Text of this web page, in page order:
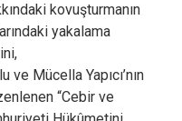
kovuşturmanın
yakalama
Mücella Yapıcı’nın
“Cebir ve